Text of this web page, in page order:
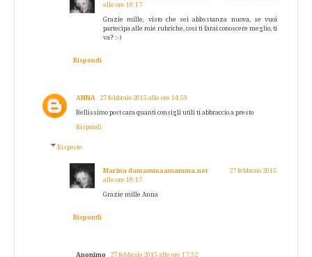
alle ore 18:17
Grazie mille, visto che sei abbsstanza nuova, se vuoi
partecipa alle mie rubriche, cosi ti farai conoscere meglio, ti
va? :-)
Rispondi
ANNA 27 febbraio 2015 alle ore 14:59
Bellissimo post cara quanti consigli utili ti abbraccio a presto
Rispondi
Risposte
Marina damammaamamma.net
27 febbraio 2015
alle ore 18:17
Grazie mille Anna
Rispondi
Anonimo 27 febbraio 2015 alle ore 17:32